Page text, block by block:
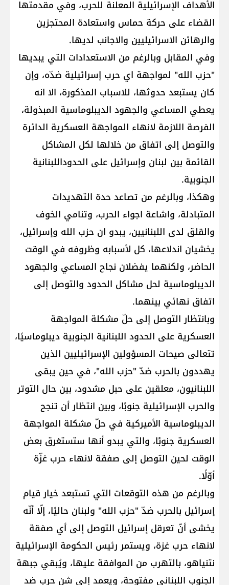
الأهداف الإسرائيلية المعلنة للحرب، وفي مقدمتها
القضاء على حركة حماس واستعادة المحتجزين
والرهائن الاسرائيليين والاجانب لديها.
وفي المقابل وبالرغم من الاستعدادات التي يبديها
"حزب الله" لمواجهة اي حرب إسرائيلية ضدّه، وإن
كان يستبعد حدوثها، للاسباب المذكورة، الا انه
يعطي المساعي والجهود الديبلوماسية المبذولة،
الفرصة اللازمة لانهاء المواجهة العسكرية الدائرة
والتوصل إلى اتفاق من خلالها لكل المشاكل
القائمة بين لبنان وإسرائيل على الحدوداللبنانية
الجنوبية.
وهكذا، وبالرغم من تصاعد حدة التهديدات
المتبادلة، واشاعة اجواء الحرب، وتنامي الخوف
والقلق لدى اللبنانيين، يبدو ان حزب الله وإسرائيل،
يخشيان اندلاعها، كل لأسبابه وظروفه في الوقت
الحاضر، ولكنهما يفضلان نجاح المساعي والجهود
الديبلوماسية لحل مشاكل الحدود والتوصل إلى
اتفاق نهائي بينهما.
وبانتظار التوصل إلى حلّ مشكلة المواجهة
العسكرية على الحدود اللبنانية الجنوبية ديبلوماسيًا،
تتعالى صيحات المسؤولين الإسرائيليين الذين
يهددون بالحرب ضدّ "حزب الله"، في حين يبقى
اللبنانيون، معلقين على حبل مشدود، بين حال التوتر
والحرب الإسرائيلية جنوبًا، وبين انتظار أن تنجح
الديبلوماسية الأميركية في حلّ مشكلة المواجهة
العسكرية جنوبًا، والتي يبدو أنها ستستغرق بعض
الوقت لحين التوصل إلى صفقة لانهاء حرب غزّة
أوّلًا.
وبالرغم من هذه التوقعات التي تستبعد خيار قيام
إسرائيل بالحرب ضدّ "حزب الله" ولبنان حاليًا، إلّا أنّه
يخشى أنّ تعرقل إسرائيل التوصل إلى أي صفقة
لانهاء حرب غزة، ويستمر رئيس الحكومة الإسرائيلية
نتنياهو، بالتهرب من الموافقة عليها، ويُبقي جبهة
الجنوب اللبناني مفتوحة، ويعمد إلى شن حرب ضد